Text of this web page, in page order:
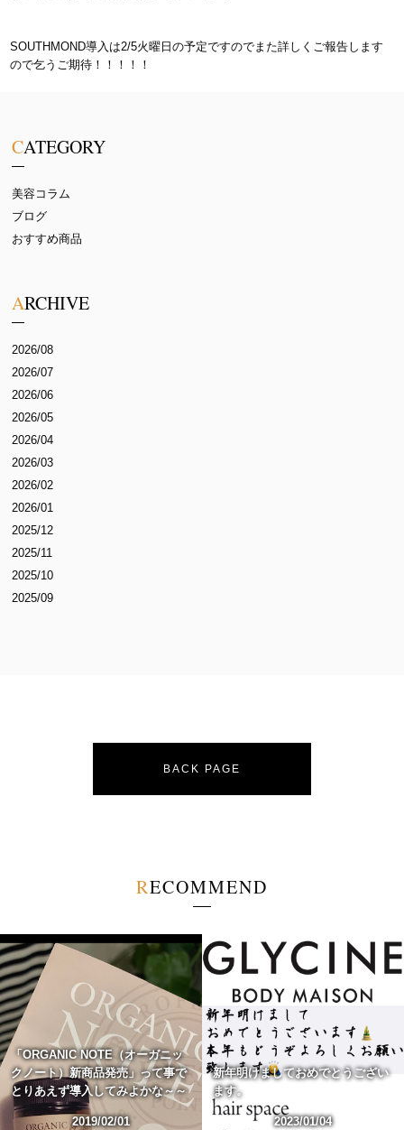
SOUTHMOND導入は2/5火曜日の予定ですのでまた詳しくご報告します
ので乞うご期待！！！！！
CATEGORY
美容コラム
ブログ
おすすめ商品
ARCHIVE
2026/08
2026/07
2026/06
2026/05
2026/04
2026/03
2026/02
2026/01
2025/12
2025/11
2025/10
2025/09
BACK PAGE
RECOMMEND
「ORGANIC NOTE（オーガニッ
クノート）新商品発売」って事で
とりあえず導入してみよかな～～
2019/02/01
新年明けましておめでとうござい
ます。
2023/01/04